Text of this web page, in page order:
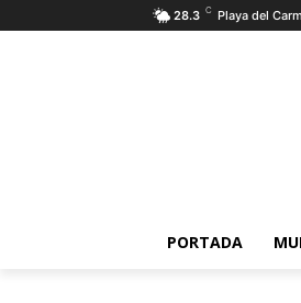
28.3 C Playa del
PORTADA